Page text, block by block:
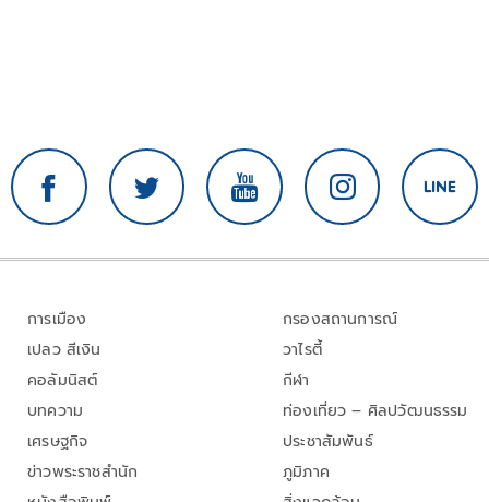
การเมือง
เปลว สีเงิน
คอลัมนิสต์
บทความ
เศรษฐกิจ
ข่าวพระราชสำนัก
กรองสถานการณ์
วาไรตี้
กีฬา
ท่องเที่ยว – ศิลปวัฒนธรรม
ประชาสัมพันธ์
ภูมิภาค